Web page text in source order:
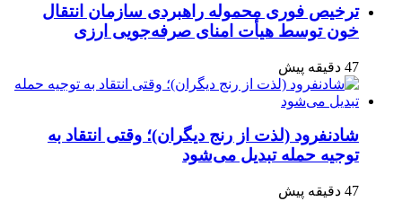
ترخیص فوری محموله راهبردی سازمان انتقال
خون توسط هیأت امنای صرفه‌جویی ارزی
47 دقیقه پیش
شادنفرود (لذت از رنج دیگران)؛ وقتی انتقاد به
توجیه حمله تبدیل می‌شود
47 دقیقه پیش